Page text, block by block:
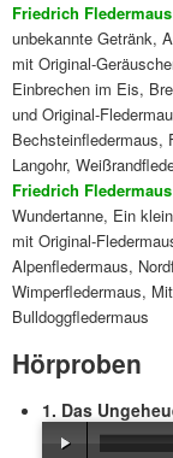
Friedrich
unbekannte Getränk,
mit Original-
Einbrechen im Eis,
und Original-
Bechsteinfledermaus,
Langohr,
Friedrich
Wundertanne, Ein
mit Original-
Alpenfledermaus,
Wimperfledermaus,
Bulldoggfledermaus
Hörproben
1. Das